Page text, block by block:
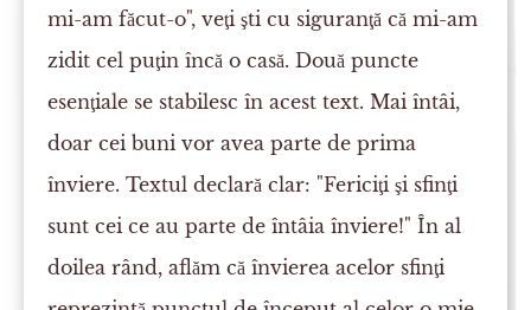
mi-am făcut-o", veţi şti cu siguranţă că mi-am
zidit cel puţin încă o casă. Două puncte
esenţiale se stabilesc în acest text. Mai întâi,
doar cei buni vor avea parte de prima
înviere. Textul declară clar: "Fericiţi şi sfinţi
sunt cei ce au parte de întâia înviere!" În al
doilea rând, aflăm că învierea acelor sfinţi